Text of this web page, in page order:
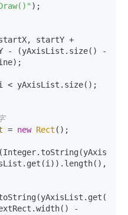
);
< yAxisList.size();
= new Rect ();
-